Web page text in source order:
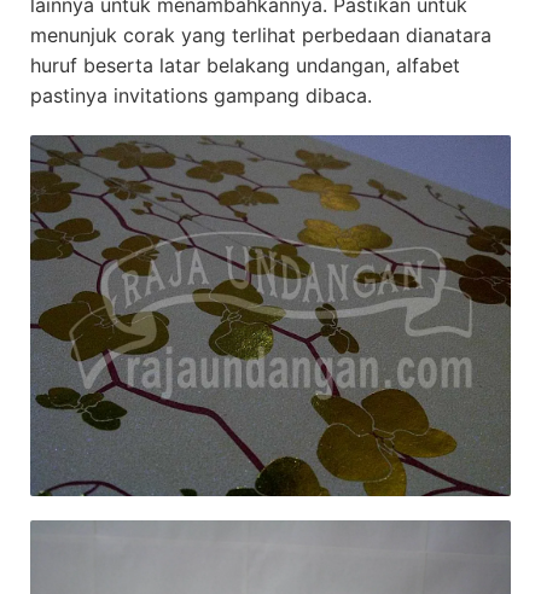
lainnya untuk menambahkannya. Pastikan untuk
menunjuk corak yang terlihat perbedaan dianatara
huruf beserta latar belakang undangan, alfabet
pastinya invitations gampang dibaca.